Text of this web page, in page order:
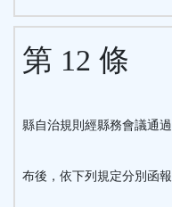
第 12 條
縣自治規則經縣務會議通
布後，依下列規定分別函